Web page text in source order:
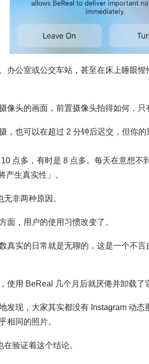
办公室或公交车站，甚至在床上睡眼
像头的画面，前置摄像头拍得如何，只
，也可以在超过 2 分钟后迟交，但你
点多，有时是 8 点多。每天在意想不
产生真实性」。
非两种原因。
面，用户的使用习惯改变了。
真实的日常就是无聊的，这是一个不
使用 BeReal 几个月后就厌倦并卸载了
发现，大家其实都没有 Instagram 动
相同的照片。
验证着这个结论。